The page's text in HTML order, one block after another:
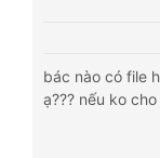
bác nào có file
ạ??? nếu ko